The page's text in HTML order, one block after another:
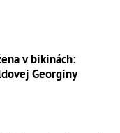
v bikinách:
Georginy